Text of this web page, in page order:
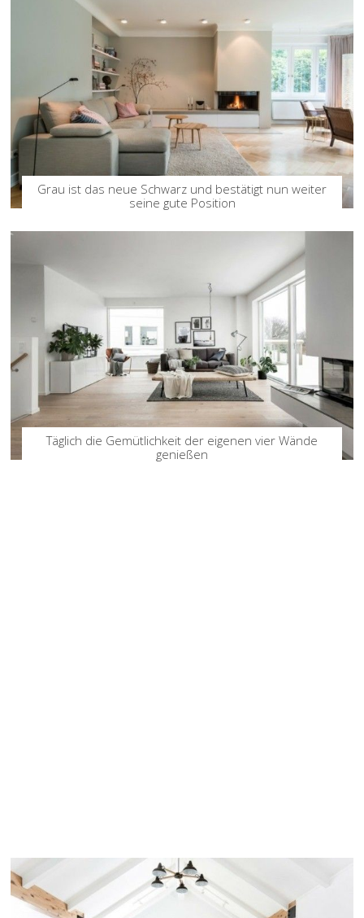
Grau ist das neue Schwarz und bestätigt nun weiter
seine gute Position
Täglich die Gemütlichkeit der eigenen vier Wände
genießen